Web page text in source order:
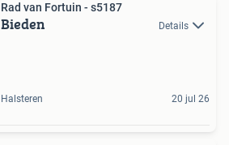
Rad van Fortuin - s5187
Bieden Details
Halsteren 20 jul 26